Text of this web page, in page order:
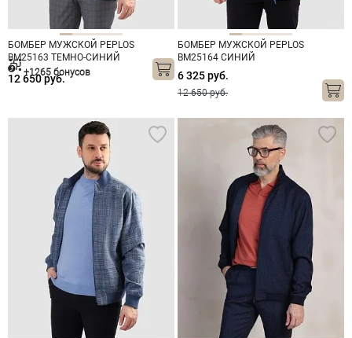
БОМБЕР МУЖСКОЙ PEPLOS
BM25163 ТЕМНО-СИНИЙ
12 650 руб.
+1265 бонусов
БОМБЕР МУЖСКОЙ PEPLOS
BM25164 СИНИЙ
6 325 руб.
12 650 руб.